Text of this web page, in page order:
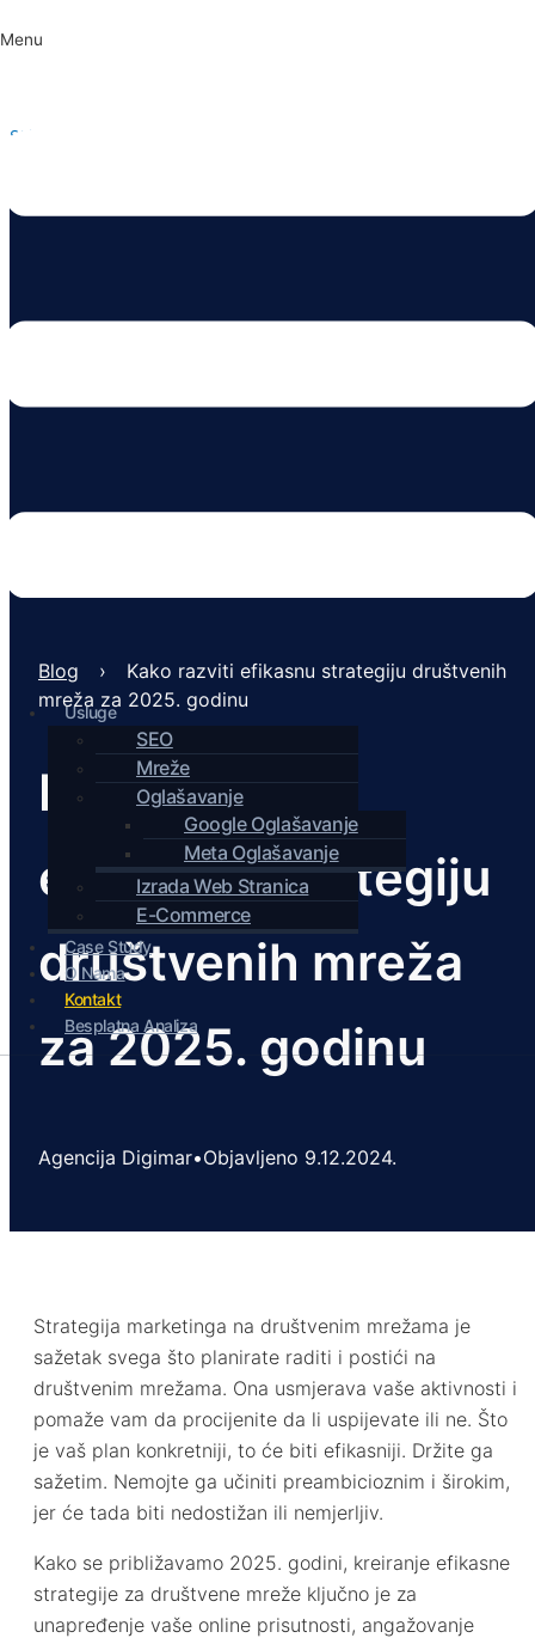
Skip to content
Menu
Usluge
SEO
Mreže
Oglašavanje
Google Oglašavanje
Meta Oglašavanje
Izrada Web Stranica
E-Commerce
Case Study
O Nama
Kontakt
Besplatna Analiza
Blog ›
Kako razviti efikasnu strategiju društvenih
mreža za 2025. godinu
Kako razviti
efikasnu strategiju
društvenih mreža
za 2025. godinu
Agencija Digimar•Objavljeno 9.12.2024.
Strategija marketinga na društvenim mrežama je
sažetak svega što planirate raditi i postići na
društvenim mrežama. Ona usmjerava vaše aktivnosti i
pomaže vam da procijenite da li uspijevate ili ne. Što
je vaš plan konkretniji, to će biti efikasniji. Držite ga
sažetim. Nemojte ga učiniti preambicioznim i širokim,
jer će tada biti nedostižan ili nemjerljiv.
Kako se približavamo 2025. godini, kreiranje efikasne
strategije za društvene mreže ključno je za
unapređenje vaše online prisutnosti, angažovanje